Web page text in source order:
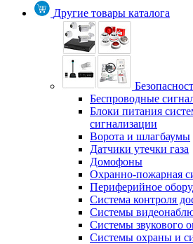
Другие товары каталога
Беспроводные
Блоки питания
сигнализации
Ворота и шлагбаумы
Датчики утечки газа
Домофоны
Охранно-пожарная
Периферийное
Система контроля
Системы
Системы звукового
Системы охраны и